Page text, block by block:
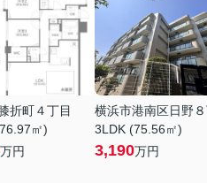
折町４丁目
㎡)
万円
横浜市港南区日野８
3LDK (75.56㎡)
3,190万円